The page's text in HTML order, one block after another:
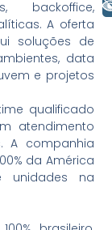
backoffice,
A oferta
soluções de
data
e projetos
qualificado
atendimento
A companhia
da América
unidades na